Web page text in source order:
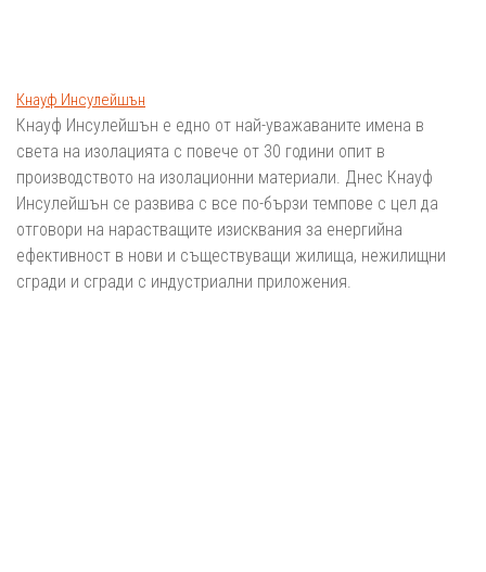
Кнауф Инсулейшън
Кнауф Инсулейшън е едно от най-уважаваните имена в
света на изолацията с повече от 30 години опит в
производството на изолационни материали. Днес Кнауф
Инсулейшън се развива с все по-бързи темпове с цел да
отговори на нарастващите изисквания за енергийна
ефективност в нови и съществуващи жилища, нежилищни
сгради и сгради с индустриални приложения.